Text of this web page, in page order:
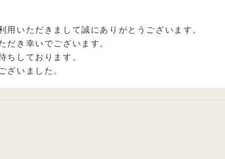
用いただきまして誠にありがとうございます。
だき幸いでございます。
ちしております。
ざいました。